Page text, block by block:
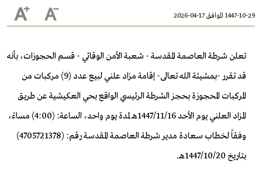
1447-10-29 الموافق 17-04-2026
تعلن شرطة العاصمة المقدسة - شعبة الأمن الوقائي - قسم الحجوزات، بأنه
قد تقرر -بمشيئة الله تعالى- إقامة مزاد علني لبيع عدد (9) مركبات من
المركبات المحجوزة بحجز الشرطة الرئيسي الواقع بحي العكيشية عن طريق
المزاد العلني يوم الأحد 1447/11/16هـ لمدة يوم واحد، الساعة: (4:00) مساءً،
وفقاً لخطاب سعادة مدير شرطة العاصمة المقدسة رقم: (4705721378)
بتاريخ 1447/10/20هـ.